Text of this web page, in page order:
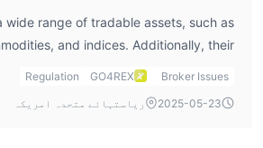
wide range of tradable assets, such as
and indices. Additionally, their
and leverage options (up to 1:400)
their offshore regulation, which might
Broker Issues
GO4REX
Regulation
2025-05-23
ریاستہائے متحدہ امریکہ